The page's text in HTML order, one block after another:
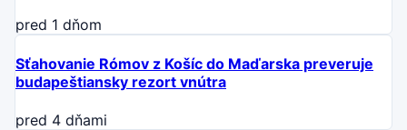
pred 1 dňom
Sťahovanie Rómov z Košíc do Maďarska preveruje
budapeštiansky rezort vnútra
pred 4 dňami